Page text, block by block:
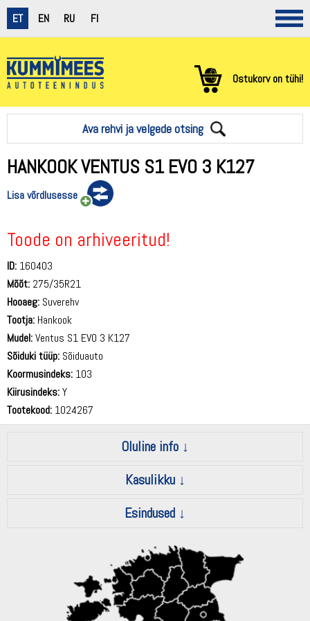
ET EN RU FI
Ostukorv on tühi!
Ava rehvi ja velgede otsing
HANKOOK VENTUS S1 EVO 3 K127
Lisa võrdlusesse
Toode on arhiveeritud!
ID: 160403
Mõõt: 275/35R21
Hooaeg: Suverehv
Tootja: Hankook
Mudel:Ventus S1 EVO 3 K127
Sõiduki tüüp: Sõiduauto
Koormusindeks: 103
Kiirusindeks:Y
Tootekood: 1024267
Oluline info
Kasulikku
Esindused